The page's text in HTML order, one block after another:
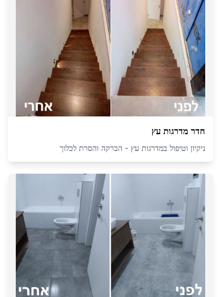
חדר מדרגות עץ
ניקיון וטיפול במדרגות עץ - הברקה והסרת לכלוך